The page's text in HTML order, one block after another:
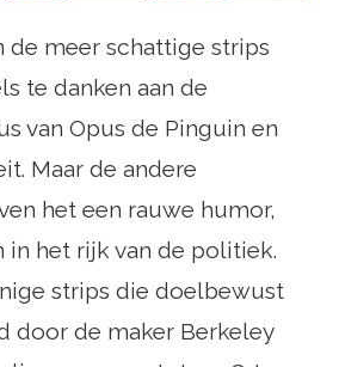
de meer schattige strips
te danken aan de
van Opus de Pinguin en
Maar de andere
het een rauwe humor,
in het rijk van de politiek.
strips die doelbewust
door de maker Berkeley